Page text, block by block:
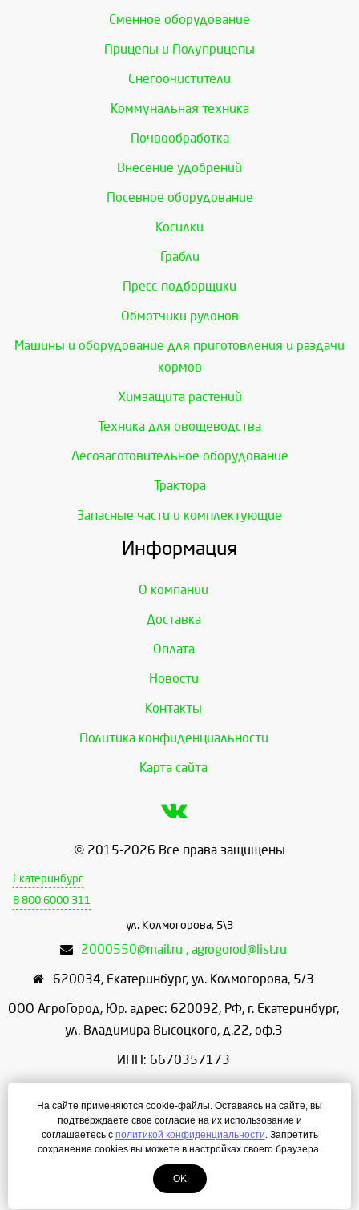
Сменное оборудование
Прицепы и Полуприцепы
Снегоочистители
Коммунальная техника
Почвообработка
Внесение удобрений
Посевное оборудование
Косилки
Грабли
Пресс-подборщики
Обмотчики рулонов
Машины и оборудование для приготовления и раздачи
кормов
Химзащита растений
Техника для овощеводства
Лесозаготовительное оборудование
Трактора
Запасные части и комплектующие
Информация
О компании
Доставка
Оплата
Новости
Контакты
Политика конфиденциальности
Карта сайта
© 2015-2026 Все права защищены
Екатеринбург
8 800 6000 311
ул. Колмогорова, 5\3
2000550@mail.ru , agrogorod@list.ru
620034, Екатеринбург, ул. Колмогорова, 5/3
ООО АгроГород, Юр. адрес: 620092, РФ, г. Екатеринбург,
ул. Владимира Высоцкого, д.22, оф.3
ИНН: 6670357173
ОГРН: 1156658086166
Режим работы: с 9:00 до 18:00
Создание сайта — ЛегионА
На сайте применяются cookie-файлы. Оставаясь на сайте, вы
подтверждаете свое согласие на их использование и
соглашаетесь с политикой конфиденциальности. Запретить
сохранение cookies вы можете в настройках своего браузера.
OK